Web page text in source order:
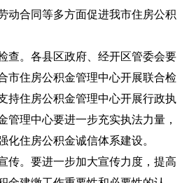
动合同等多方面促进我市住房公积
查。各县区政府、经开区管委会要
市住房公积金管理中心开展联合检
持住房公积金管理中心开展行政执
管理中心要进一步充实执法力量，
化住房公积金诚信体系建设。
传。要进一步加大宣传力度，提高